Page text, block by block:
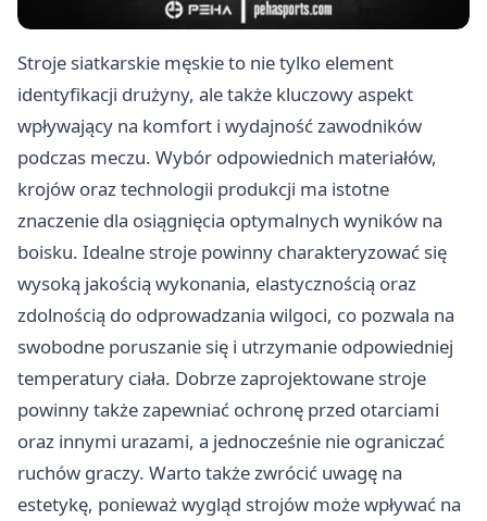
Stroje siatkarskie męskie to nie tylko element
identyfikacji drużyny, ale także kluczowy aspekt
wpływający na komfort i wydajność zawodników
podczas meczu. Wybór odpowiednich materiałów,
krojów oraz technologii produkcji ma istotne
znaczenie dla osiągnięcia optymalnych wyników na
boisku. Idealne stroje powinny charakteryzować się
wysoką jakością wykonania, elastycznością oraz
zdolnością do odprowadzania wilgoci, co pozwala na
swobodne poruszanie się i utrzymanie odpowiedniej
temperatury ciała. Dobrze zaprojektowane stroje
powinny także zapewniać ochronę przed otarciami
oraz innymi urazami, a jednocześnie nie ograniczać
ruchów graczy. Warto także zwrócić uwagę na
estetykę, ponieważ wygląd strojów może wpływać na